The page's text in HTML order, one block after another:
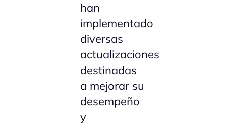
han
implementado
diversas
actualizaciones
destinadas
a mejorar su
desempeño
y